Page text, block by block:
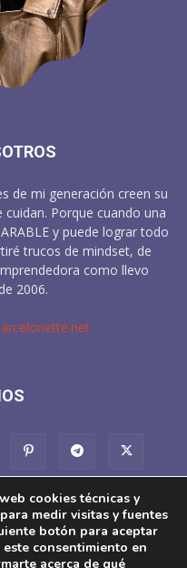
de mi generación creen su
Porque cuando una
y puede lograr todo
trucos de mindset, de
como llevo
2006.
cookies técnicas y
medir visitas y fuentes
botón para aceptar
consentimiento en
acerca de qué